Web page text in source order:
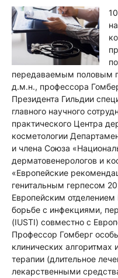
передаваемым половым
д.м.н., профессора
Президента Гильдии
главного научного
практического Центра
косметологии
и члена Союза
дерматовенерологов и
«Европейские
генитальным герпесом
Европейским
борьбе с инфекциями,
(IUSTI) совместно с
Профессор Гомберг
клинических алгоритмах
терапии (длительное
лекарственными